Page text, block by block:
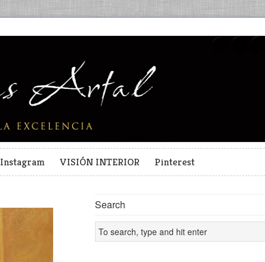
Instagram VISIÓN INTERIOR Pinterest
Search